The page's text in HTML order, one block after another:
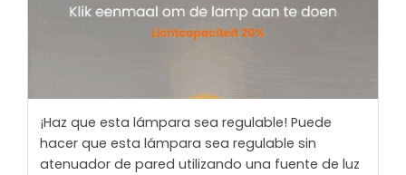
¡Haz que esta lámpara sea regulable! Puede
hacer que esta lámpara sea regulable sin
atenuador de pared utilizando una fuente de luz